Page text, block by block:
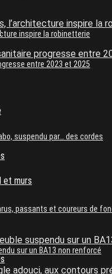
et murs
inspire la robinetterie
entre 2023 et 2025
suspendu par… des cordes
passants et coureurs de
sur un BA13 non renforcé